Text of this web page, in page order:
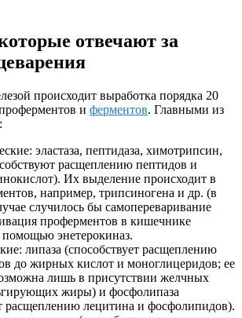
отвечают за
происходит выработка порядка 20
и ферментов. Главными из
эластаза, пептидаза, химотрипсин,
расщеплению пептидов и
Их выделение происходит в
например, трипсиногена и др. (в
случилось бы самопереваривание
проферментов в кишечнике
помощью энетерокиназ.
липаза (способствует расщеплению
до жирных кислот и моноглицеридов; ее
лишь в присутствии желчных
жиры) и фосфолипаза
расщеплению лецитина и фосфолипидов).